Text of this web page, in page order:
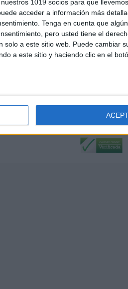
1019 socios para que
acceder a información más
Tenga en cuenta que
pero usted tiene el
solo a este sitio web. Puede cambiar
a este sitio y haciendo clic en el